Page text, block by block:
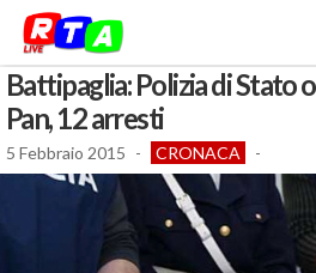
Battipaglia: Polizia di Stato
Pan, 12 arresti
5 Febbraio 2015 - CRONACA -